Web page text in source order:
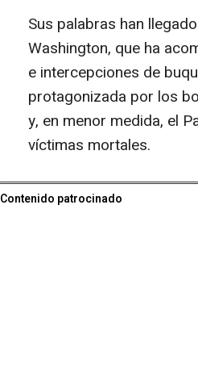
Sus palabras han
Washington, que ha
e intercepciones de
protagonizada por los
y, en menor medida, el
víctimas mortales.
Contenido patrocinado